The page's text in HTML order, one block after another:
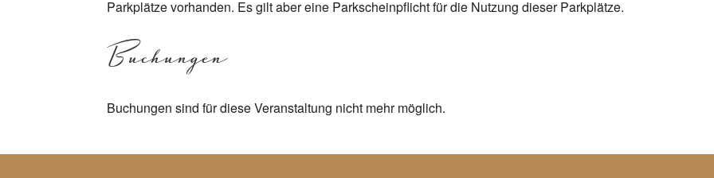
Parkplätze vorhanden. Es gilt aber eine Parkscheinpflicht für die Nutzung dieser Parkplätze.
Buchungen
Buchungen sind für diese Veranstaltung nicht mehr möglich.